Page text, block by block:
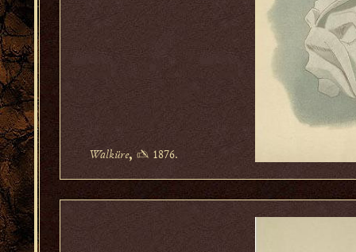
Walküre,✍ 1876.